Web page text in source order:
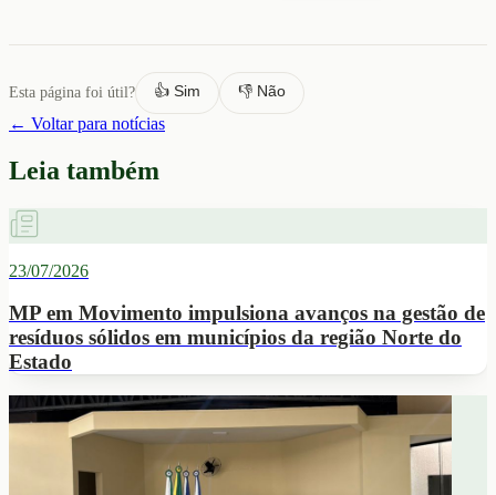
Esta página foi útil? 👍 Sim 👎 Não
← Voltar para notícias
Leia também
23/07/2026
MP em Movimento impulsiona avanços na gestão de
resíduos sólidos em municípios da região Norte do
Estado